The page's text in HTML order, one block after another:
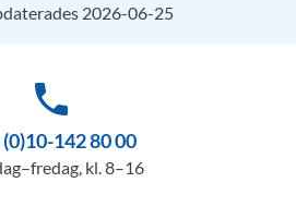
2026-06-25
phone
142 80 00
kl. 8–16